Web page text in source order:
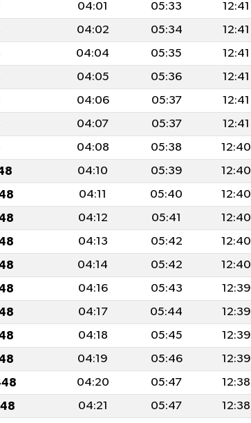
04:01 05:33 12:41
04:02 05:34 12:41
04:04 05:35 12:41
04:05 05:36 12:41
04:06 05:37 12:41
04:07 05:37 12:41
04:08 05:38 12:40
04:10 05:39 12:40
04:11 05:40 12:40
04:12 05:41 12:40
04:13 05:42 12:40
04:14 05:42 12:40
04:16 05:43 12:39
04:17 05:44 12:39
04:18 05:45 12:39
04:19 05:46 12:39
04:20 05:47 12:38
04:21 05:47 12:38